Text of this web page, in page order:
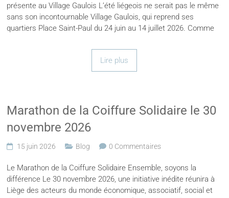
présente au Village Gaulois L’été liégeois ne serait pas le même
sans son incontournable Village Gaulois, qui reprend ses
quartiers Place Saint-Paul du 24 juin au 14 juillet 2026. Comme
Lire plus
Marathon de la Coiffure Solidaire le 30
novembre 2026
15 juin 2026 Blog 0 Commentaires
Le Marathon de la Coiffure Solidaire Ensemble, soyons la
différence Le 30 novembre 2026, une initiative inédite réunira à
Liège des acteurs du monde économique, associatif, social et